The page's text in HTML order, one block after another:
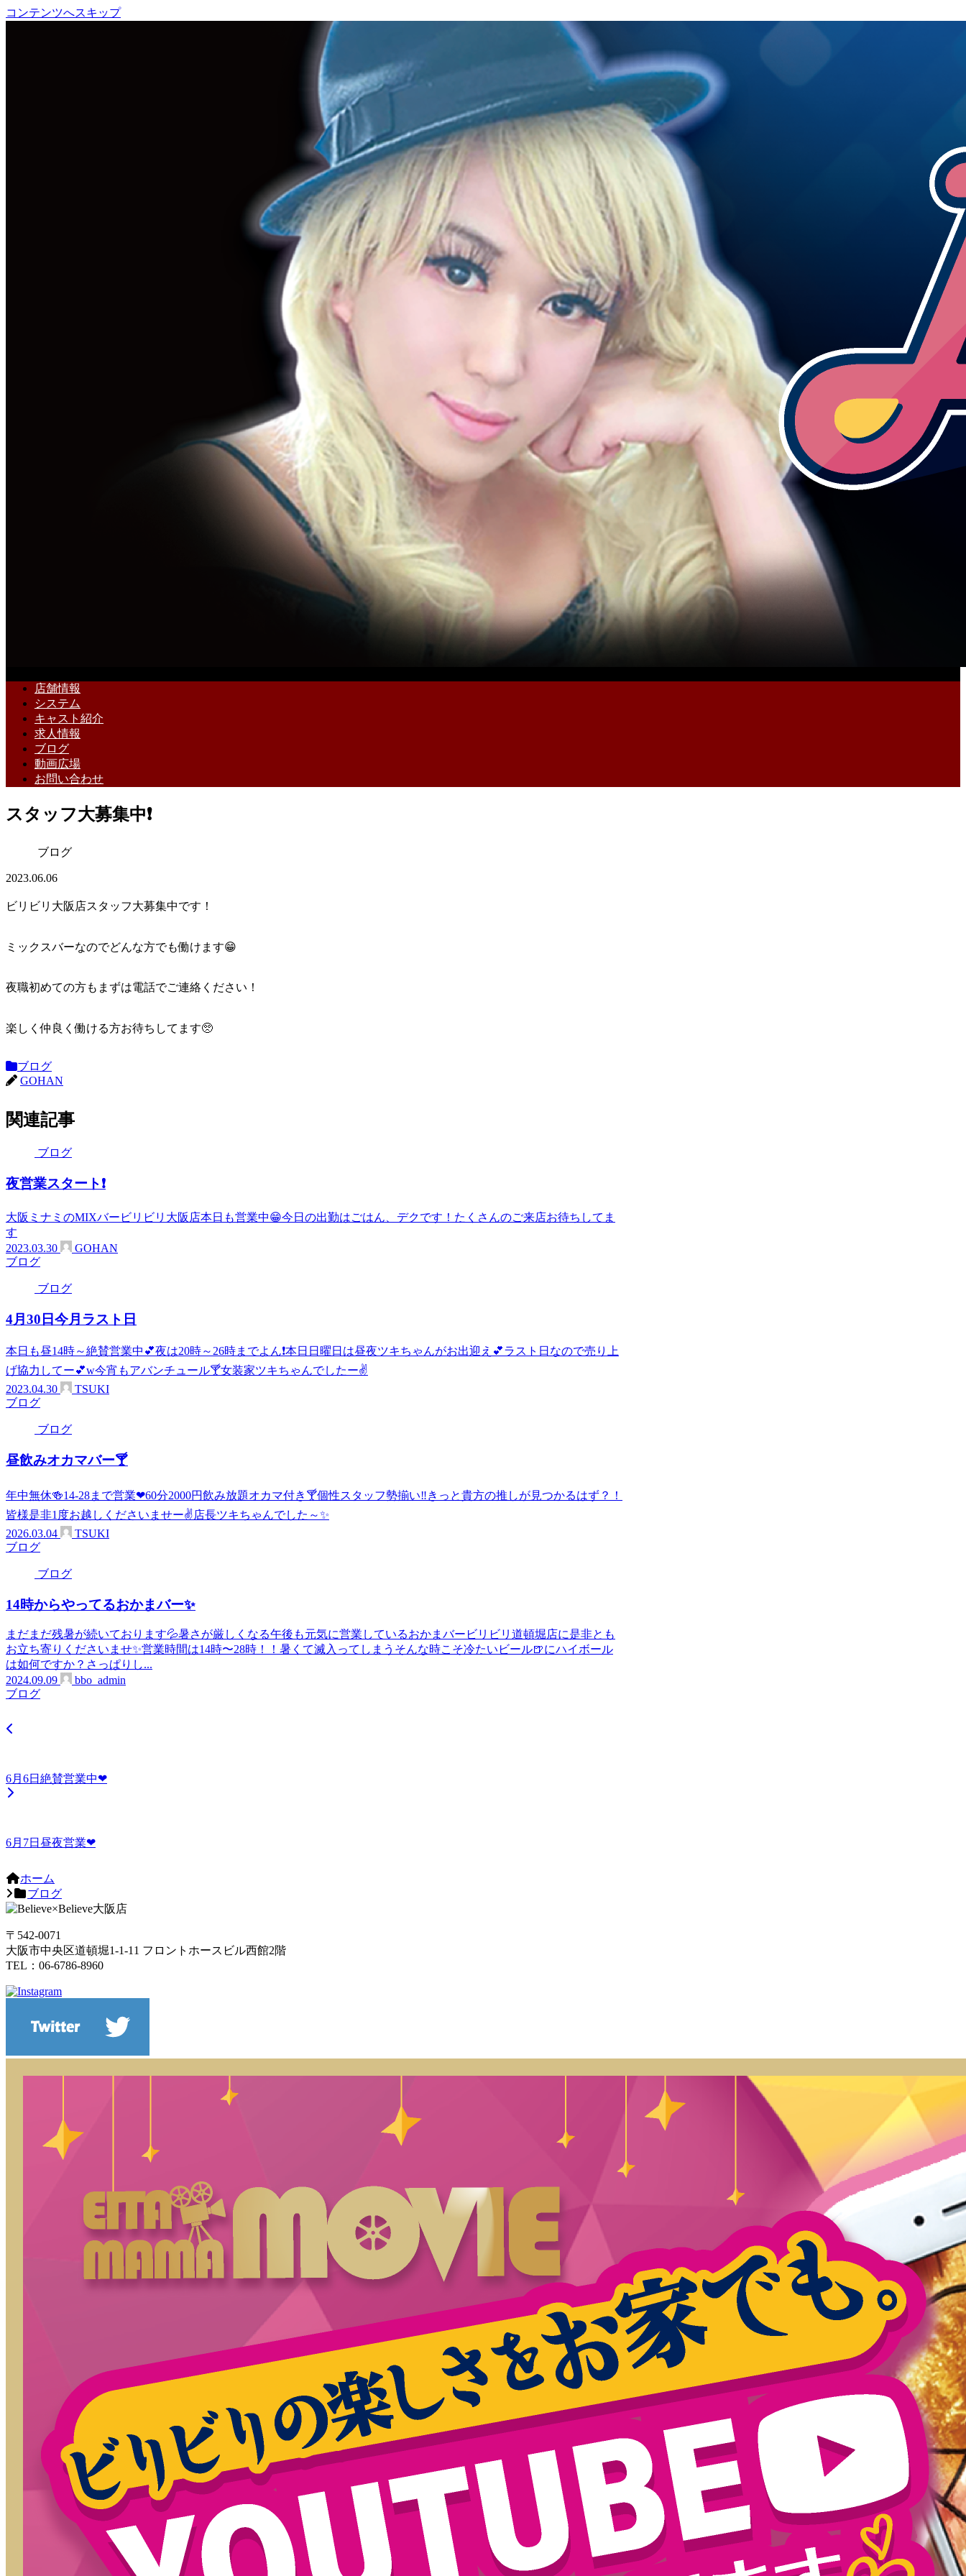
コンテンツへスキップ
店舗情報
システム
キャスト紹介
求人情報
ブログ
動画広場
お問い合わせ
スタッフ大募集中❗
ブログ
2023.06.06
ビリビリ大阪店スタッフ大募集中です！
ミックスバーなのでどんな方でも働けます😁
夜職初めての方もまずは電話でご連絡ください！
楽しく仲良く働ける方お待ちしてます🥺
ブログ
GOHAN
関連記事
ブログ
夜営業スタート❗
大阪ミナミのMIXバービリビリ大阪店本日も営業中😁今日の出勤はごはん、デクです！たくさんのご来店お待ちしてま
す
2023.03.30
GOHAN
ブログ
ブログ
4月30日今月ラスト日
本日も昼14時～絶賛営業中💕夜は20時～26時までよん❗本日日曜日は昼夜ツキちゃんがお出迎え💕ラスト日なので売り上
げ協力してー💕w今宵もアバンチュール🍸️女装家ツキちゃんでしたー✌️
2023.04.30
TSUKI
ブログ
ブログ
昼飲みオカマバー🍸
年中無休🍻14-28まで営業❤60分2000円飲み放題オカマ付き🍸個性スタッフ勢揃い‼️きっと貴方の推しが見つかるはず？！
皆様是非1度お越しくださいませー✌店長ツキちゃんでした～✨
2026.03.04
TSUKI
ブログ
ブログ
14時からやってるおかまバー✨
まだまだ残暑が続いております💦暑さが厳しくなる午後も元気に営業しているおかまバービリビリ道頓堀店に是非とも
お立ち寄りくださいませ✨営業時間は14時〜28時！！暑くて滅入ってしまうそんな時こそ冷たいビール🍺にハイボール
は如何ですか？さっぱりし...
2024.09.09
bbo_admin
ブログ
6月6日絶賛営業中❤
6月7日昼夜営業❤
ホーム
ブログ
〒542-0071
大阪市中央区道頓堀1-1-11 フロントホースビル西館2階
TEL：06-6786-8960